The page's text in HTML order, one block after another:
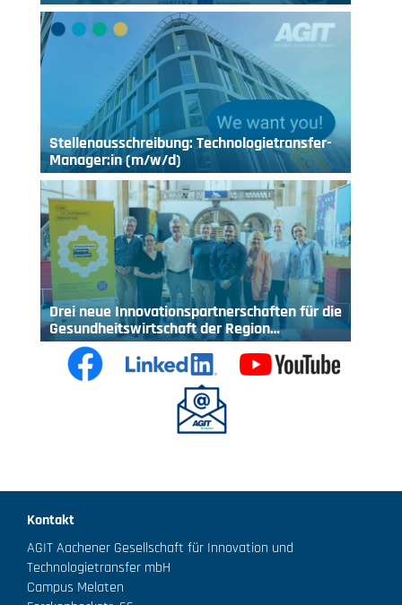
Stellenausschreibung: Technologietransfer-
Manager:in (m/w/d)
Drei neue Innovationspartnerschaften für die
Gesundheitswirtschaft der Region…
Kontakt
AGIT Aachener Gesellschaft für Innovation und
Technologietransfer mbH
Campus Melaten